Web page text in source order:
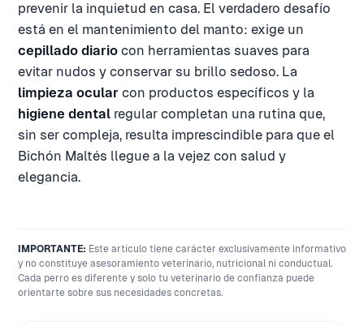
prevenir la inquietud en casa. El verdadero desafío
está en el mantenimiento del manto: exige un
cepillado diario con herramientas suaves para
evitar nudos y conservar su brillo sedoso. La
limpieza ocular con productos específicos y la
higiene dental regular completan una rutina que,
sin ser compleja, resulta imprescindible para que el
Bichón Maltés llegue a la vejez con salud y
elegancia.
IMPORTANTE: Este artículo tiene carácter exclusivamente informativo
y no constituye asesoramiento veterinario, nutricional ni conductual.
Cada perro es diferente y solo tu veterinario de confianza puede
orientarte sobre sus necesidades concretas.